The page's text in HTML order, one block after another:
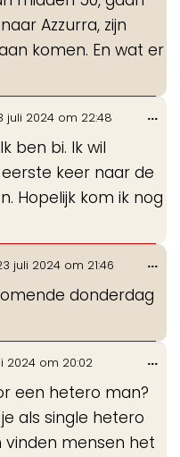
Azzurra, zijn
komen. En wat er
juli 2024 om 22:48
ben bi. Ik wil
keer naar de
Hopelijk kom ik nog
...
juli 2024 om 21:46
donderdag
...
2024 om 20:02
een hetero man?
als single hetero
vinden mensen het
...